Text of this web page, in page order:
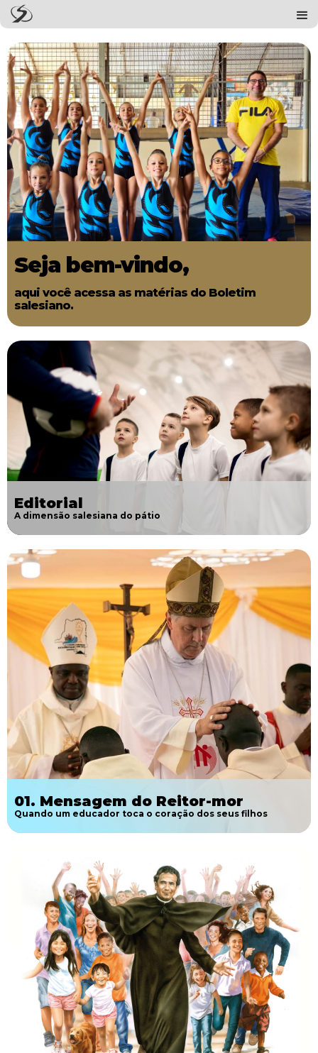
Seja bem-vindo,
aqui você acessa as matérias do Boletim
salesiano.
Editorial
A dimensão salesiana do pátio
01. Mensagem do Reitor-mor
Quando um educador toca o coração dos seus filhos